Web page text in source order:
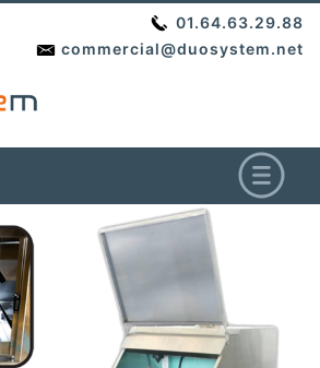
01.64.63.29.88
commercial@duosystem.net